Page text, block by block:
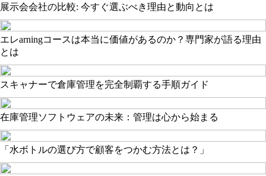
展示会会社の比較: 今すぐ選ぶべき理由と動向とは
エレarningコースは本当に価値があるのか？専門家が語る理由
とは
スキャナーで倉庫管理を完全制覇する手順ガイド
在庫管理ソフトウェアの未来：管理は心から始まる
「水ボトルの選び方で顧客をつかむ方法とは？」